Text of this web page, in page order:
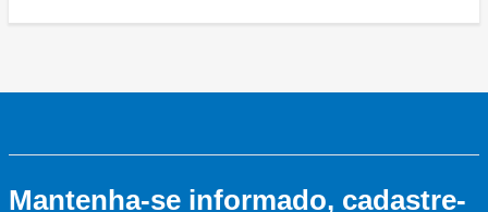
Mantenha-se informado, cadastre-